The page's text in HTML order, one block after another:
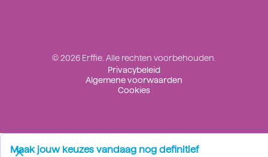
©2026 Erffie. Alle rechten voorbehouden.
Privacybeleid
Algemene voorwaarden
Cookies
Maak jouw keuzes vandaag nog definitief